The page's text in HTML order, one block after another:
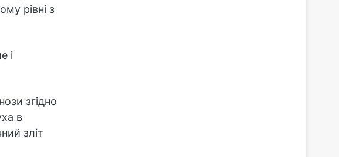
рівні з
і
згідно
в
зліт